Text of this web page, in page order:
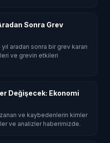
Sonra Grev
aradan sonra bir grev kararı
ve grevin etkileri
Değişecek: Ekonomi
ve kaybedenlerin kimler
ve analizler haberimizde.